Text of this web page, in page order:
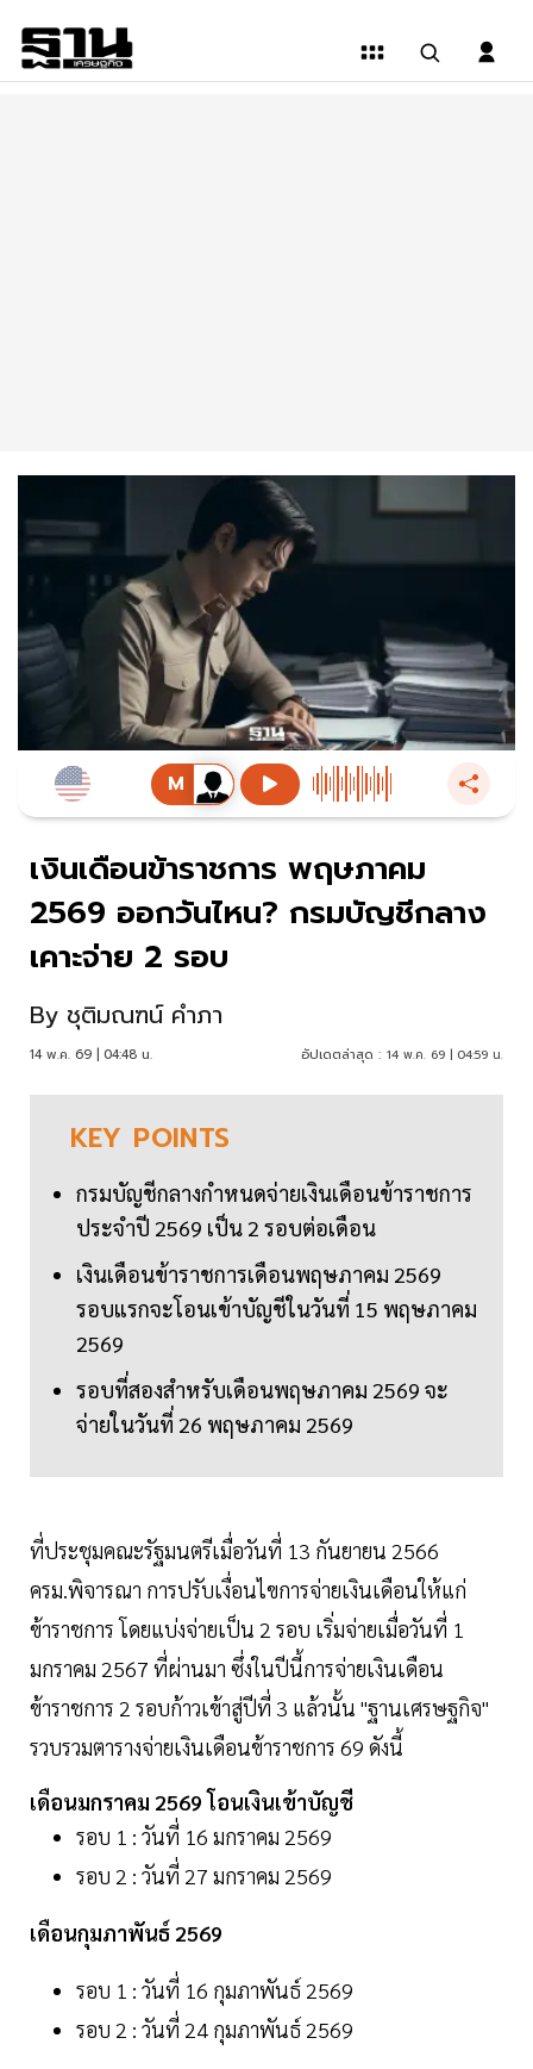
เงินเดือนข้าราชการ พฤษภาคม
2569 ออกวันไหน? กรมบัญชีกลาง
เคาะจ่าย 2 รอบ
By ชุติมณฑน์ คำภา
14 พ.ค. 69 | 04:48 น. อัปเดตล่าสุด : 14 พ.ค. 69 | 04:59 น.
KEY POINTS
กรมบัญชีกลางกำหนดจ่ายเงินเดือนข้าราชการ
ประจำปี 2569 เป็น 2 รอบต่อเดือน
เงินเดือนข้าราชการเดือนพฤษภาคม 2569
รอบแรกจะโอนเข้าบัญชีในวันที่ 15 พฤษภาคม
2569
รอบที่สองสำหรับเดือนพฤษภาคม 2569 จะ
จ่ายในวันที่ 26 พฤษภาคม 2569
ที่ประชุมคณะรัฐมนตรีเมื่อวันที่ 13 กันยายน 2566
ครม.พิจารณา การปรับเงื่อนไขการจ่ายเงินเดือนให้แก่
ข้าราชการ โดยแบ่งจ่ายเป็น 2 รอบ เริ่มจ่ายเมื่อวันที่ 1
มกราคม 2567 ที่ผ่านมา ซึ่งในปีนี้การจ่ายเงินเดือน
ข้าราชการ 2 รอบก้าวเข้าสู่ปีที่ 3 แล้วนั้น "ฐานเศรษฐกิจ"
รวบรวมตารางจ่ายเงินเดือนข้าราชการ 69 ดังนี้
เดือนมกราคม 2569 โอนเงินเข้าบัญชี
รอบ 1 : วันที่ 16 มกราคม 2569
รอบ 2 : วันที่ 27 มกราคม 2569
เดือนกุมภาพันธ์ 2569
รอบ 1 : วันที่ 16 กุมภาพันธ์ 2569
รอบ 2 : วันที่ 24 กุมภาพันธ์ 2569